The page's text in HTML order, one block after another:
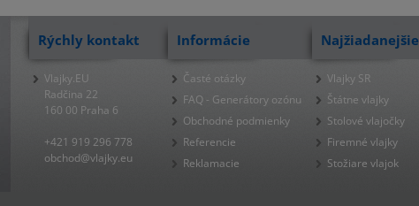
Rýchly kontakt
Vlajky.EU
Radčina 22
160 00 Praha 6
+421 919 296 778
obchod@vlajky.eu
Informácie
Časté otázky
FAQ - Generátory ozónu
Obchodné podmienky
Referencie
Reklamacie
Najžiadanejšie
Vlajky SR
Štátne vlajky
Stolové vlajočky
Firemné vlajky
Stožiare vlajok